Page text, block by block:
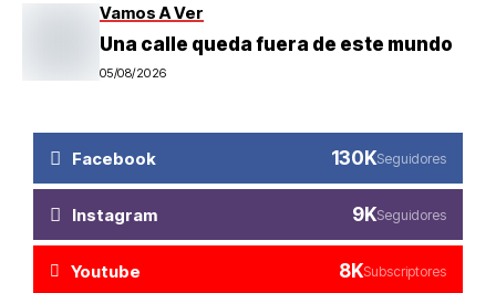
Vamos A Ver
Una calle queda fuera de este mundo
05/08/2026
Facebook 130KSeguidores
Instagram 9KSeguidores
Youtube 8KSubscriptores